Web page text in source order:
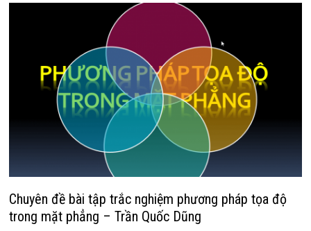
Chuyên đề bài tập trắc nghiệm phương pháp tọa độ
trong mặt phẳng – Trần Quốc Dũng